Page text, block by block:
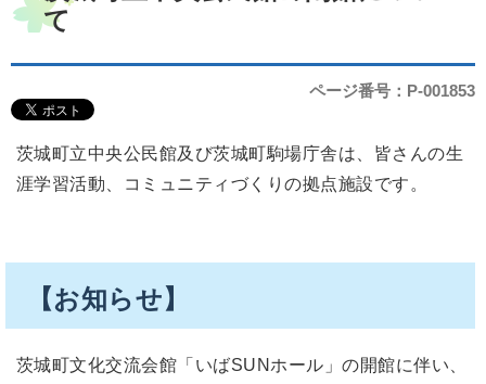
て
ページ番号：P-001853
茨城町立中央公民館及び茨城町駒場庁舎は、皆さんの生
涯学習活動、コミュニティづくりの拠点施設です。
【お知らせ】
茨城町文化交流会館「いばSUNホール」の開館に伴い、